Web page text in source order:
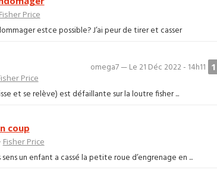
Fisher Price
estce possible? J’ai peur de tirer et casser
1
omega7 — Le 21 Déc 2022 - 14h11
Price
et se relève) est défaillante sur la loutre fisher ...
coup
Fisher Price
un enfant a cassé la petite roue d’engrenage en ...